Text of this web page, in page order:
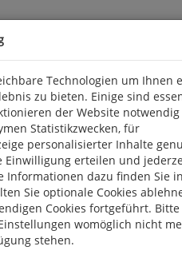
Geographie der
zu informieren.
Technologien um Ihnen
zu bieten. Einige sind
der Website notwendig
Statistikzwecken, für
personalisierter Inhalte
Einwilligung erteilen und
Informationen dazu finden Sie in
Sie optionale Cookies
Cookies fortgeführt. Bitte
womöglich nicht
stehen.